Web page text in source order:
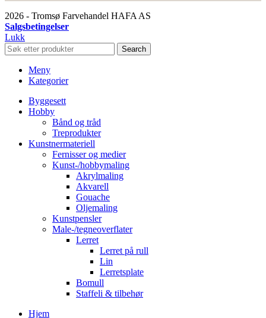
2026 - Tromsø Farvehandel HAFA AS
Salgsbetingelser
Lukk
Search
Meny
Kategorier
Byggesett
Hobby
Bånd og tråd
Treprodukter
Kunstnermateriell
Fernisser og medier
Kunst-/hobbymaling
Akrylmaling
Akvarell
Gouache
Oljemaling
Kunstpensler
Male-/tegneoverflater
Lerret
Lerret på rull
Lin
Lerretsplate
Bomull
Staffeli & tilbehør
Hjem